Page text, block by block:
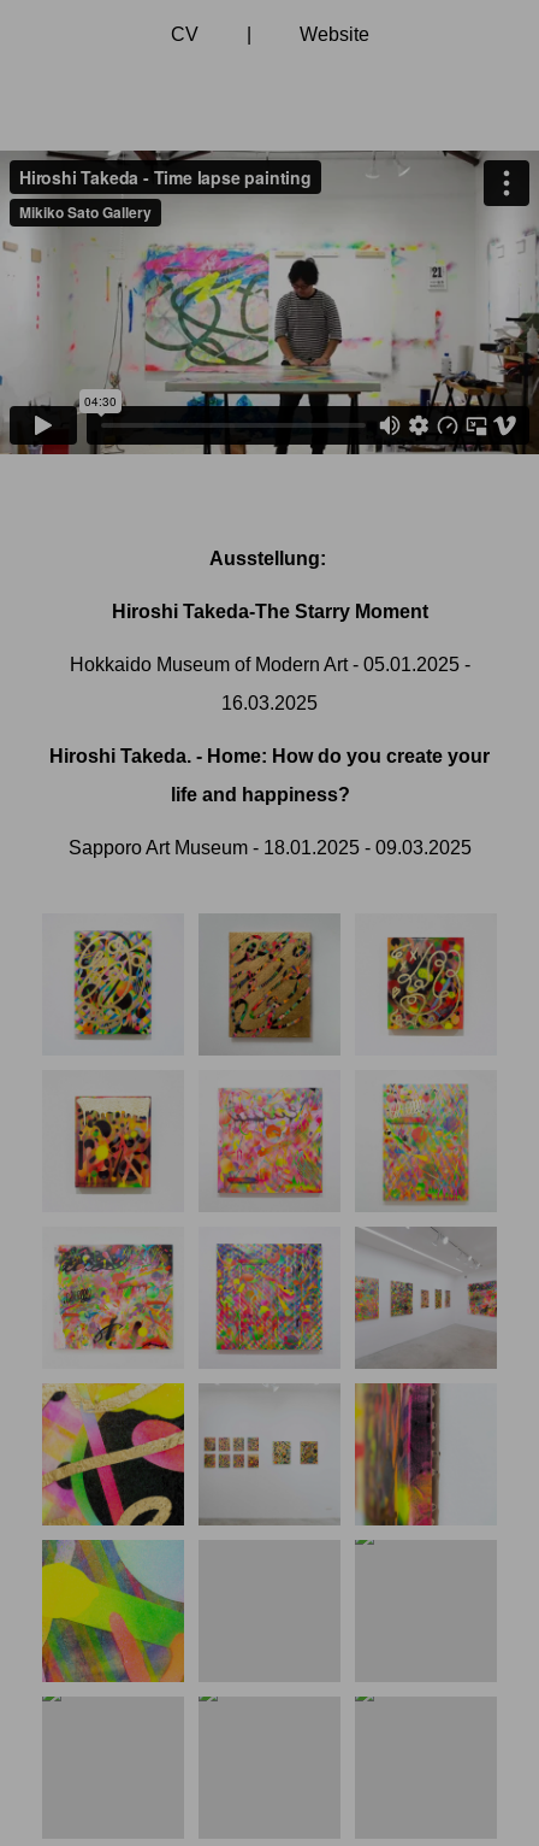
CV| Website
Ausstellung:
Hiroshi Takeda-The Starry Moment
Hokkaido Museum of Modern Art- 05.01.2025 -
16.03.2025
Hiroshi Takeda. - Home: How do you create your
life and happiness?
Sapporo Art Museum - 18.01.2025 - 09.03.2025